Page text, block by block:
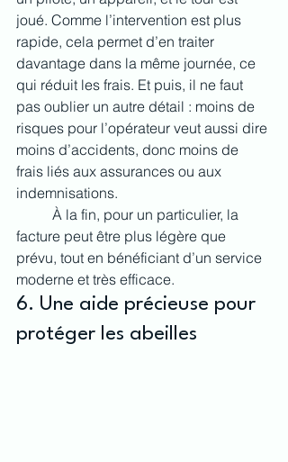
joué. Comme l’intervention est plus
rapide, cela permet d’en traiter
davantage dans la même journée, ce
qui réduit les frais. Et puis, il ne faut
pas oublier un autre détail : moins de
risques pour l’opérateur veut aussi dire
moins d’accidents, donc moins de
frais liés aux assurances ou aux
indemnisations.
facture peut être plus légère que
prévu, tout en bénéficiant d’un service
moderne et très efficace.
6. Une aide précieuse pour
protéger les abeilles